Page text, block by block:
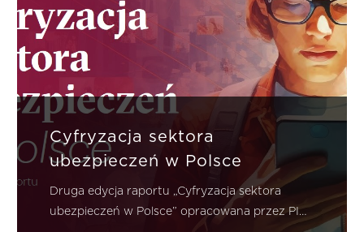
Cyfryzacja sektora
ubezpieczeń w Polsce
Druga edycja raportu „Cyfryzacja sektora
ubezpieczeń w Polsce” opracowana przez PIU